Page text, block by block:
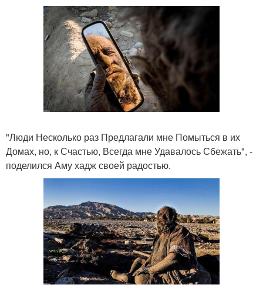
"Люди Несколько раз Предлагали мне Помыться в их
Домах, но, к Счастью, Всегда мне Удавалось Сбежать", -
поделился Аму хадж своей радостью.